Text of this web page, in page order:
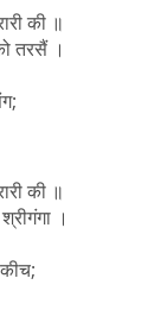
की ॥
तरसैं ।
की ॥
।